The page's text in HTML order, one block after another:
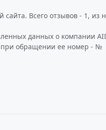
Всего отзывов - 1, из
данных о компании
при обращении ее номер - №